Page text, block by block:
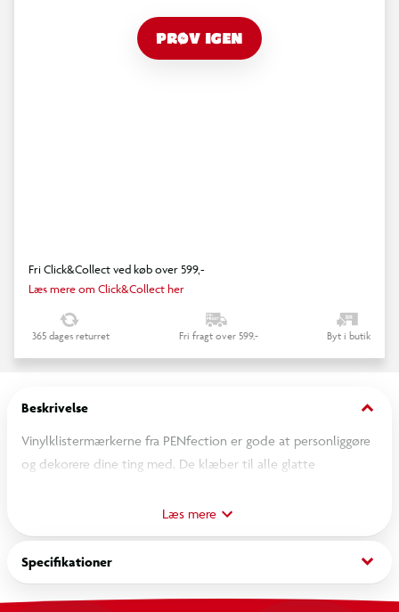
PRØV IGEN
Fri Click&Collect ved køb over 599,-
Læs mere om Click&Collect her
365 dages returret Fri fragt over 599,- Byt i butik
Beskrivelse keyboard_arrow_down
Vinylklistermærkerne fra PENfection er gode at personliggøre
og dekorere dine ting med. De klæber til alle glatte
madkasser, drikkedunke eller PENfection-krus. Sættet
indeholder 2 ark klistermærker med farverige motiver, tekster
og bogstaver
Læs mere
Specifikationer keyboard_arrow_down